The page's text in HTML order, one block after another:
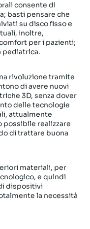
consente di
basti pensare che
su disco fisso e
inoltre,
per i pazienti;
pediatrica.
rivoluzione tramite
di avere nuovi
3D, senza dover
delle tecnologie
attualmente
possibile realizzare
di trattare buona
materiali, per
e quindi
dispositivi
la necessità